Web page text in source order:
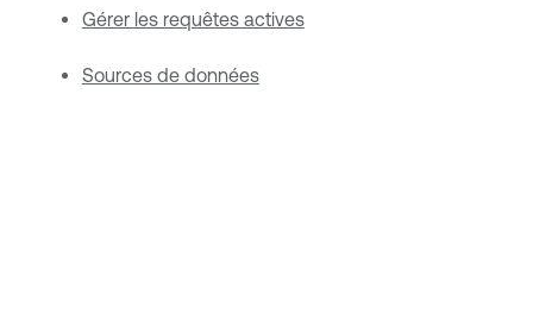
Gérer les requêtes actives
Sources de données